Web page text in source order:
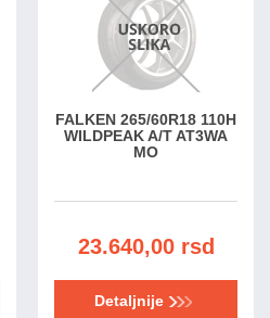
FALKEN 265/60R18 110H
WILDPEAK A/T AT3WA
MO
23.640,00 rsd
Detaljnije